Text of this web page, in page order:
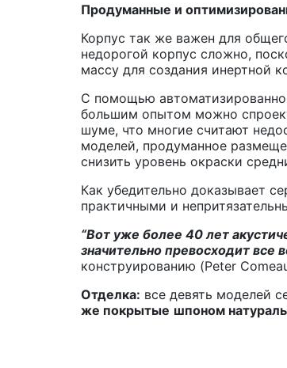
Продуманные и
Корпус так же важен для
недорогой корпус сложно,
массу для создания инертной
С помощью
большим опытом можно
шуме, что многие считают
моделей, продуманное
снизить уровень окраски
Как убедительно доказывает
практичными и
“Вот уже более 40 лет
значительно превосходит все
конструированию (Peter
Отделка: все девять моделей
же покрытые шпоном